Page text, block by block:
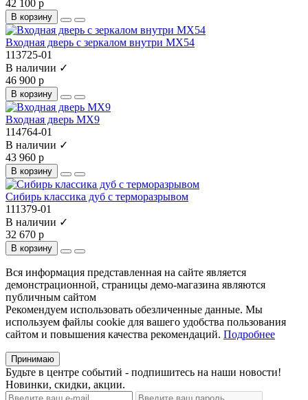
42 100 р
В корзину
Входная дверь с зеркалом внутри МХ54
113725-01
В наличии ✓
46 900 р
В корзину
Входная дверь МХ9
114764-01
В наличии ✓
43 960 р
В корзину
Сибирь классика дуб с терморазрывом
111379-01
В наличии ✓
32 670 р
В корзину
Вся информация представленная на сайте является
демонстрационной, страницы демо-магазина являются
публичным сайтом
Рекомендуем использовать обезличенные данные. Мы
используем файлы cookie для вашего удобства пользования
сайтом и повышения качества рекомендаций. Подробнее
Принимаю
Будьте в центре событий - подпишитесь на наши новости!
Новинки, скидки, акции.